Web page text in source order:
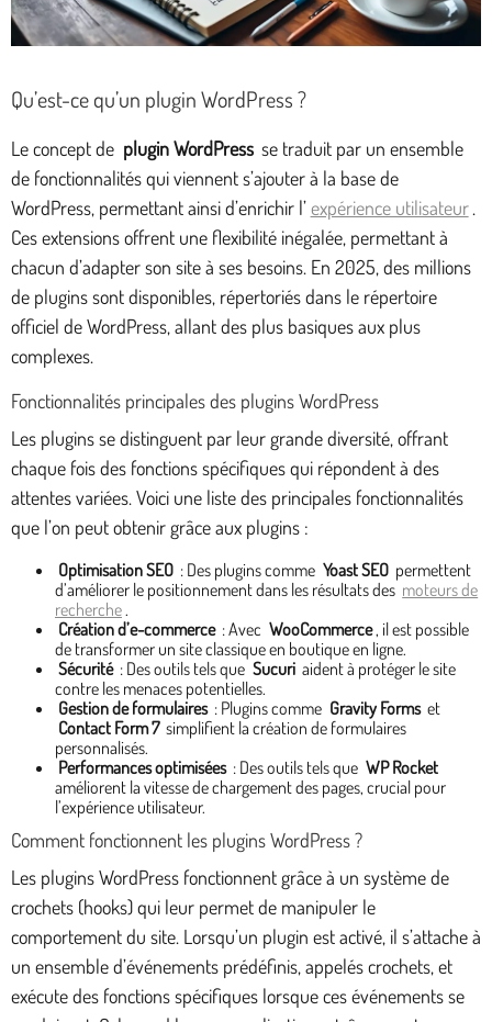
Qu’est-ce qu’un plugin WordPress ?
Le concept de plugin WordPress se traduit par un ensemble
de fonctionnalités qui viennent s’ajouter à la base de
WordPress, permettant ainsi d’enrichir l’ expérience utilisateur .
Ces extensions offrent une flexibilité inégalée, permettant à
chacun d’adapter son site à ses besoins. En 2025, des millions
de plugins sont disponibles, répertoriés dans le répertoire
officiel de WordPress, allant des plus basiques aux plus
complexes.
Fonctionnalités principales des plugins WordPress
Les plugins se distinguent par leur grande diversité, offrant
chaque fois des fonctions spécifiques qui répondent à des
attentes variées. Voici une liste des principales fonctionnalités
que l’on peut obtenir grâce aux plugins :
Optimisation SEO : Des plugins comme Yoast SEO permettent
d’améliorer le positionnement dans les résultats des moteurs de
recherche .
Création d’e-commerce : Avec WooCommerce , il est possible
de transformer un site classique en boutique en ligne.
Sécurité : Des outils tels que Sucuri aident à protéger le site
contre les menaces potentielles.
Gestion de formulaires : Plugins comme Gravity Forms et
Contact Form 7 simplifient la création de formulaires
personnalisés.
Performances optimisées : Des outils tels que WP Rocket
améliorent la vitesse de chargement des pages, crucial pour
l’expérience utilisateur.
Comment fonctionnent les plugins WordPress ?
Les plugins WordPress fonctionnent grâce à un système de
crochets (hooks) qui leur permet de manipuler le
comportement du site. Lorsqu’un plugin est activé, il s’attache à
un ensemble d’événements prédéfinis, appelés crochets, et
exécute des fonctions spécifiques lorsque ces événements se